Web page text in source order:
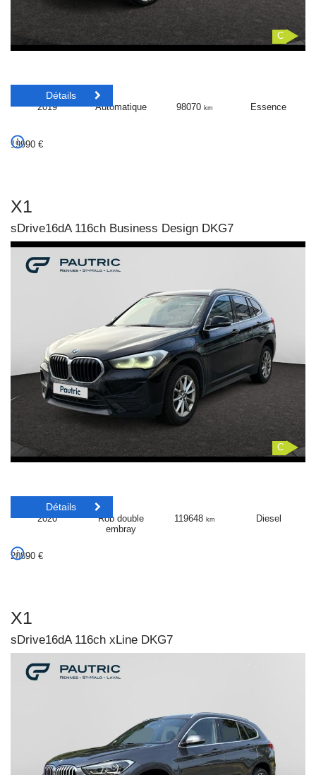
C
2019 Automatique 98070km Essence
19990 €
Détails
X1
sDrive16dA 116ch Business Design DKG7
C
2020
Rob double
embray
119648km Diesel
20890 €
Détails
X1
sDrive16dA 116ch xLine DKG7